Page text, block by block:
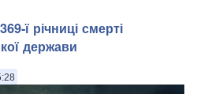
ї річниці смерті
держави